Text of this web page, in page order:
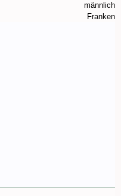
männlich
Franken